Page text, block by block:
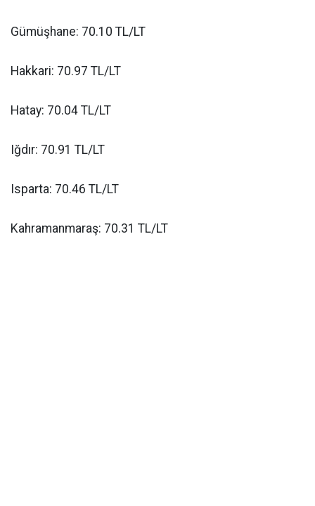
Gümüşhane: 70.10 TL/LT
Hakkari: 70.97 TL/LT
Hatay: 70.04 TL/LT
Iğdır: 70.91 TL/LT
Isparta: 70.46 TL/LT
Kahramanmaraş: 70.31 TL/LT